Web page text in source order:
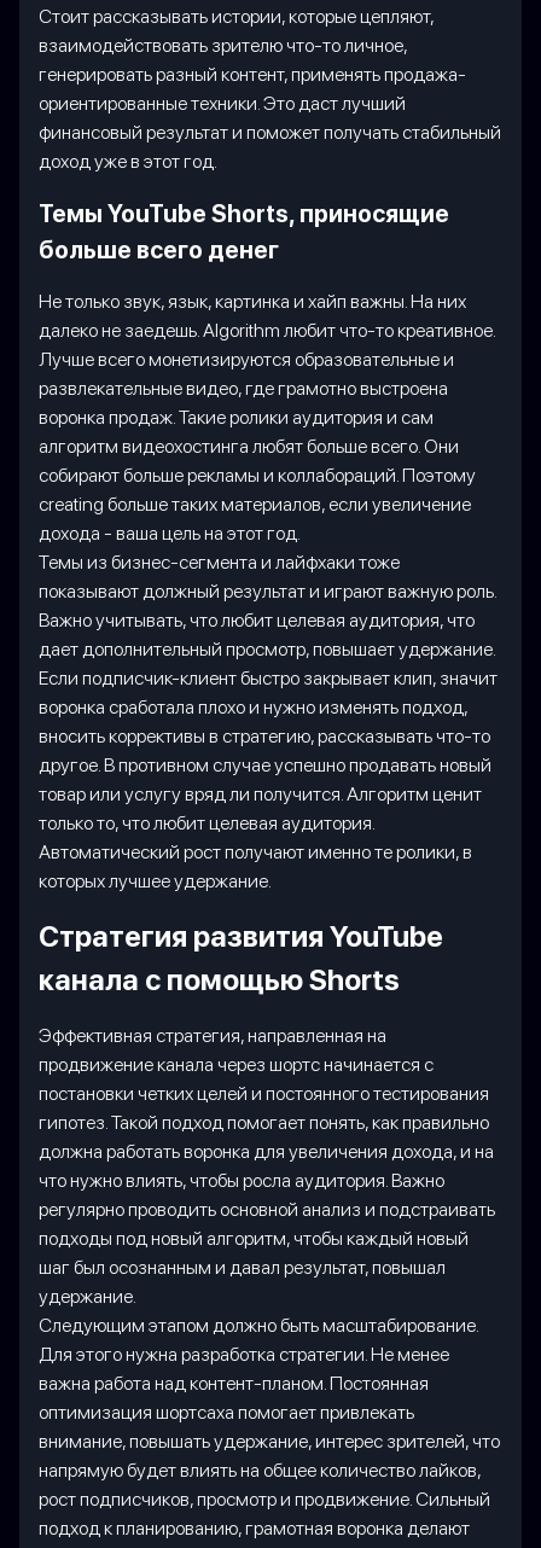
Стоит рассказывать истории, которые цепляют,
взаимодействовать зрителю что-то личное,
генерировать разный контент, применять продажа-
ориентированные техники. Это даст лучший
финансовый результат и поможет получать стабильный
доход уже в этот год.
Темы YouTube Shorts, приносящие
больше всего денег
Не только звук, язык, картинка и хайп важны. На них
далеко не заедешь. Algorithm любит что-то креативное.
Лучше всего монетизируются образовательные и
развлекательные видео, где грамотно выстроена
воронка продаж. Такие ролики аудитория и сам
алгоритм видеохостинга любят больше всего. Они
собирают больше рекламы и коллабораций. Поэтому
creating больше таких материалов, если увеличение
дохода - ваша цель на этот год.
Темы из бизнес-сегмента и лайфхаки тоже
показывают должный результат и играют важную роль.
Важно учитывать, что любит целевая аудитория, что
дает дополнительный просмотр, повышает удержание.
Если подписчик-клиент быстро закрывает клип, значит
воронка сработала плохо и нужно изменять подход,
вносить коррективы в стратегию, рассказывать что-то
другое. В противном случае успешно продавать новый
товар или услугу вряд ли получится. Алгоритм ценит
только то, что любит целевая аудитория.
Автоматический рост получают именно те ролики, в
которых лучшее удержание.
Стратегия развития YouTube
канала с помощью Shorts
Эффективная стратегия, направленная на
продвижение канала через шортс начинается с
постановки четких целей и постоянного тестирования
гипотез. Такой подход помогает понять, как правильно
должна работать воронка для увеличения дохода, и на
что нужно влиять, чтобы росла аудитория. Важно
регулярно проводить основной анализ и подстраивать
подходы под новый алгоритм, чтобы каждый новый
шаг был осознанным и давал результат, повышал
удержание.
Следующим этапом должно быть масштабирование.
Для этого нужна разработка стратегии. Не менее
важна работа над контент-планом. Постоянная
оптимизация шортсаха помогает привлекать
внимание, повышать удержание, интерес зрителей, что
напрямую будет влиять на общее количество лайков,
рост подписчиков, просмотр и продвижение. Сильный
подход к планированию, грамотная воронка делают